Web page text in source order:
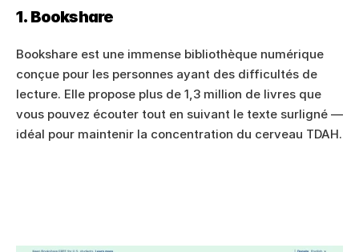
1. Bookshare
Bookshare est une immense bibliothèque numérique
conçue pour les personnes ayant des difficultés de
lecture. Elle propose plus de 1,3 million de livres que
vous pouvez écouter tout en suivant le texte surligné —
idéal pour maintenir la concentration du cerveau TDAH.